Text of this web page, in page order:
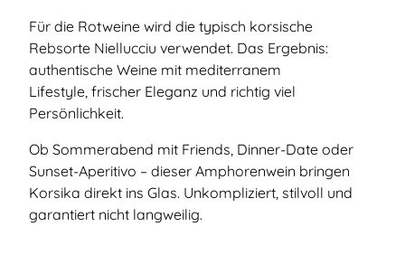
Für die Rotweine wird die typisch korsische
Rebsorte Niellucciu verwendet. Das Ergebnis:
authentische Weine mit mediterranem
Lifestyle, frischer Eleganz und richtig viel
Persönlichkeit.
Ob Sommerabend mit Friends, Dinner-Date oder
Sunset-Aperitivo – dieser Amphorenwein bringen
Korsika direkt ins Glas. Unkompliziert, stilvoll und
garantiert nicht langweilig.